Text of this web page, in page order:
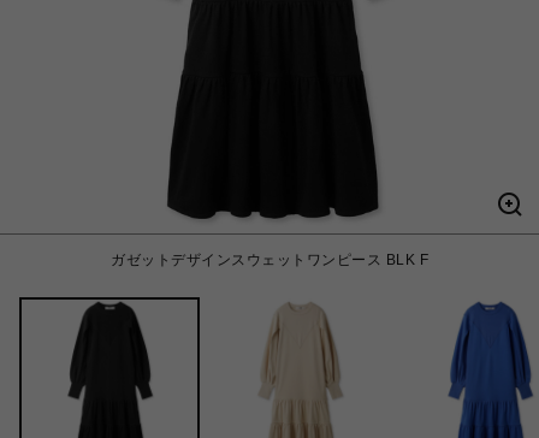
ガゼットデザインスウェットワンピース BLK F